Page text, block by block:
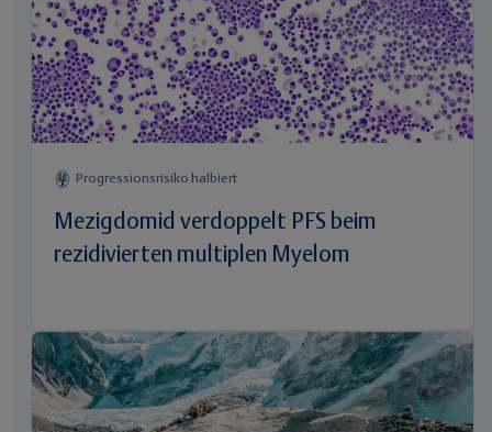
Progressionsrisiko halbiert
Mezigdomid verdoppelt PFS beim
rezidivierten multiplen Myelom